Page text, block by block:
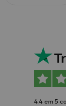
4.4 em 5